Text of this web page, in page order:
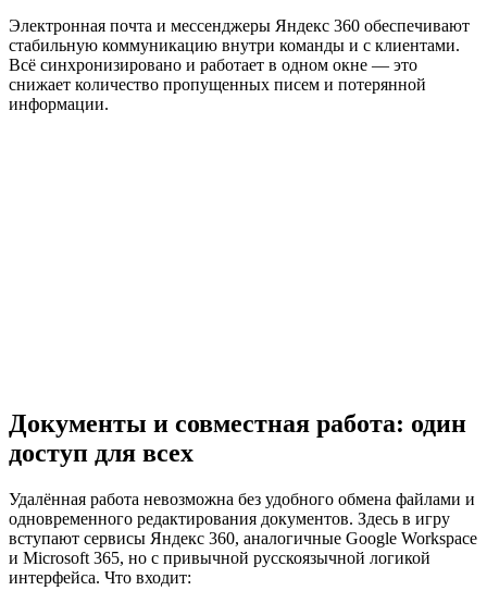
Электронная почта и мессенджеры Яндекс 360 обеспечивают
стабильную коммуникацию внутри команды и с клиентами.
Всё синхронизировано и работает в одном окне — это
снижает количество пропущенных писем и потерянной
информации.
Документы и совместная работа: один
доступ для всех
Удалённая работа невозможна без удобного обмена файлами и
одновременного редактирования документов. Здесь в игру
вступают сервисы Яндекс 360, аналогичные Google Workspace
и Microsoft 365, но с привычной русскоязычной логикой
интерфейса. Что входит: